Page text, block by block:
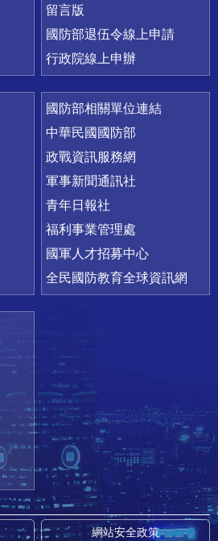
留言版
國防部退伍令線上申請
行政院線上申辦
國防部相關單位連結
中華民國國防部
政戰資訊服務網
軍事新聞通訊社
青年日報社
福利事業管理處
國軍人才招募中心
全民國防教育全球資訊網
網站安全政策